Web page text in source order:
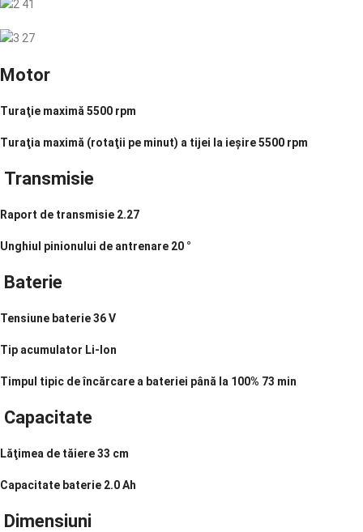
Motor
Turaţie maximă 5500 rpm
Turaţia maximă (rotaţii pe minut) a tijei la ieşire5500 rpm
Transmisie
Raport de transmisie 2.27
Unghiul pinionului de antrenare 20 °
Baterie
Tensiune baterie36 V
Tip acumulator Li-Ion
Timpul tipic de încărcare a bateriei până la 100% 73 min
Capacitate
Lăţimea de tăiere33 cm
Capacitate baterie 2.0 Ah
Dimensiuni